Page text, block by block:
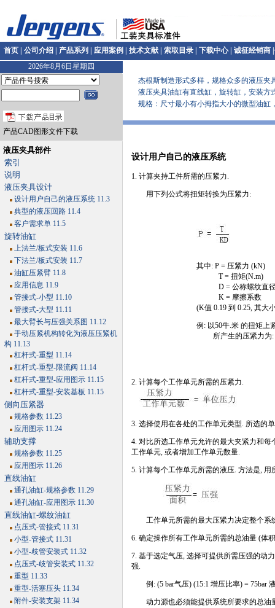
首页 公司介绍 产品系列 应用案例 技术文献 索取目录 下载中心| 诚征经销商
2026年8月6日星期四
产品CAD图形文件下载
液压夹具部件
索引
说明
液压夹具设计
设计用户自己的液压系统 11.3
典型的液压回路 11.4
客户需求单 11.5
旋转油缸
上法兰/板式安装 11.6
下法兰/板式安装 11.7
油缸压紧臂 11.8
应用信息 11.9
管接式-小型 11.10
管接式-大型 11.11
最大臂长与压强关系图 11.12
手动压紧机构转化为液压压紧机
构 11.13
杠杆式-重型 11.14
杠杆式-重型-限流阀 11.14
杠杆式-重型-应用图示 11.15
杠杆式-重型-安装基板 11.15
侧向压紧器
规格参数 11.23
应用图示 11.24
辅助支撑
规格参数 11.25
应用图示 11.26
直线油缸
通孔油缸-规格参数 11.29
通孔油缸-应用图示 11.30
直线油缸-螺纹油缸
点压式-管接式 11.31
小型-管接式 11.31
小型-歧管安装式 11.32
点压式-歧管安装式 11.32
重型 11.33
重型-活塞压头 11.34
附件-安装支架 11.34
杰根斯制造形式多样，规格众多的液压夹
液压夹具油缸有直线缸，旋转缸，安装方
规格：尺寸最小有小拇指大小的微型油缸，
设计用户自己的液压系统
1. 计算夹持工件所需的压紧力.
用下列公式将扭矩转换为压紧力:
其中: P = 压紧力 (kN)
T = 扭矩(N.m)
D = 公称螺纹直径
K = 摩擦系数
(K值 0.19 到 0.25, 其大
例: 以50牛.米 的扭矩上
所产生的压紧力为:
2. 计算每个工作单元所需的压紧力.
3. 选择使用在各处的工作单元类型. 所选的
4. 对比所选工作单元允许的最大夹紧力和
工作单元, 或者增加工作单元数量.
5. 计算每个工作单元所需的液压. 方法是,
工作单元所需的最大压紧力决定整个系
6. 确定操作所有工作单元所需的总油量 (体
7. 基于选定气压, 选择可提供所需压强的动
强.
例: (5 bar气压) (15:1 增压比率) = 75bar
动力源也必须能提供系统所要求的总油